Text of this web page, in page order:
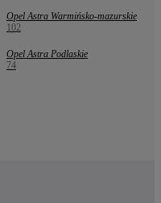
Opel Astra Warmińsko-mazurskie
102
Opel Astra Podlaskie
74